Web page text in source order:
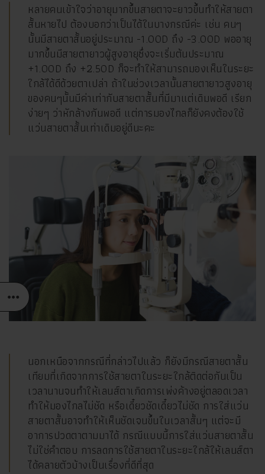
หลายคนเข้าใจว่าอายุมากขึ้นสายตาจะยาวขึ้นทำให้สายตา
สั้นหายไป ต้องบอกว่าเป็นได้ในบางกรณีค่ะ เช่น คนๆ
นั้นมีสายตาสั้นอยู่ประมาณ -1.00D ถึง -3.00D พออายุ
มากขึ้นมีสายตายาวผู้สูงอายุซึ่งจะเริ่มต้นประมาณ
+1.00D ถึง +2.50D ก็จะทำให้สามารถมองเห็นในระยะ
ใกล้ได้ดีด้วยตาเปล่า ถ้าในช่วงเวลานั้นสายตายาวสูงอายุ
ของคนๆนั้นมีค่าเท่ากับสายตาสั้นที่มีมาแต่เดิมพอดี เรียก
ง่ายๆ ว่าหักล้างกันพอดี แต่การมองไกลก็ยังคงต้องใช้
แว่นสายตาสั้นเท่าเดิมอยู่ดีนะคะ
นอกเหนือจากกรณีที่กล่าวไปแล้ว ก็ยังมีกรณีสายตาสั้น
เทียมที่เกิดจากการใช้สายตาในระยะใกล้ติดต่อกันเป็น
เวลานานจนทำให้เลนส์ตาเกิดการเพ่งค้างอยู่ตลอดเวลา
ทำให้มองไกลไม่ชัด หรือเดี๋ยวชัดเดี๋ยวไม่ชัด การใส่แว่น
สายตาสั้นอาจทำให้เห็นชัดเจนขึ้นในเวลาสั้นๆ แต่จะมี
อาการปวดตาตามมาได้ กรณีแบบนี้การใส่แว่นสายตาสั้น
ไม่ใช่คำตอบ การลดการใช้สายตาในระยะใกล้ให้เลนส์ตา
ได้คลายตัวบ้างเป็นเรื่องที่ดีที่สุด